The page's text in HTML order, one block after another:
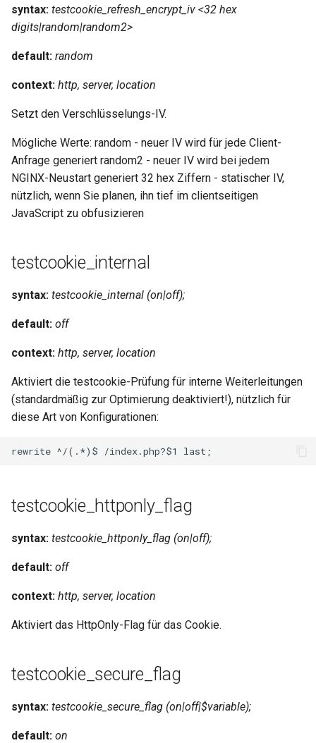
syntax: testcookie_refresh_encrypt_iv <32 hex
digits|random|random2>
default: random
context: http, server, location
Setzt den Verschlüsselungs-IV.
Mögliche Werte: random - neuer IV wird für jede Client-
Anfrage generiert random2 - neuer IV wird bei jedem
NGINX-Neustart generiert 32 hex Ziffern - statischer IV,
nützlich, wenn Sie planen, ihn tief im clientseitigen
JavaScript zu obfusizieren
testcookie_internal
syntax: testcookie_internal (on|off);
default: off
context: http, server, location
Aktiviert die testcookie-Prüfung für interne Weiterleitungen
(standardmäßig zur Optimierung deaktiviert!), nützlich für
diese Art von Konfigurationen:
testcookie_httponly_flag
syntax: testcookie_httponly_flag (on|off);
default: off
context: http, server, location
Aktiviert das HttpOnly-Flag für das Cookie.
testcookie_secure_flag
syntax: testcookie_secure_flag (on|off|$variable);
default: on